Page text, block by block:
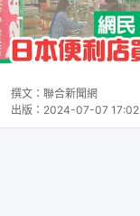
撰文： 聯合新聞網
出版： 2024-07-07 17:02